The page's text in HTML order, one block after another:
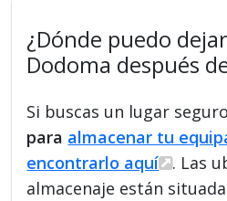
¿Dónde puedo
Dodoma después
Si buscas un lugar
para almacenar tu
encontrarlo aquí
. Las
almacenaje están